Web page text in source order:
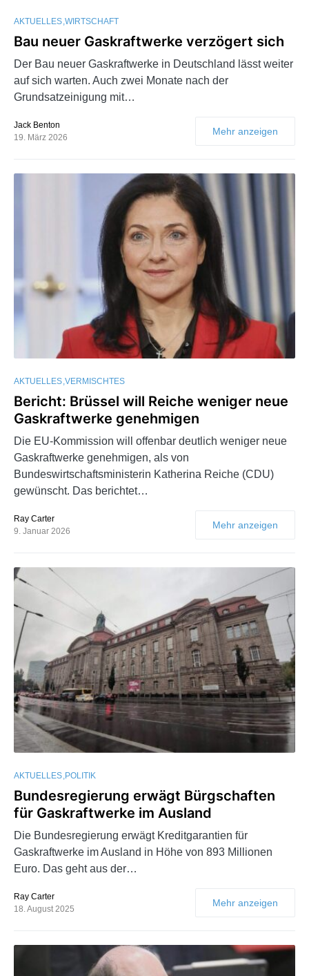
AKTUELLES WIRTSCHAFT
Bau neuer Gaskraftwerke verzögert sich
Der Bau neuer Gaskraftwerke in Deutschland lässt weiter
auf sich warten. Auch zwei Monate nach der
Grundsatzeinigung mit…
Jack Benton
19. März 2026
Mehr anzeigen
AKTUELLES VERMISCHTES
Bericht: Brüssel will Reiche weniger neue
Gaskraftwerke genehmigen
Die EU-Kommission will offenbar deutlich weniger neue
Gaskraftwerke genehmigen, als von
Bundeswirtschaftsministerin Katherina Reiche (CDU)
gewünscht. Das berichtet…
Ray Carter
9. Januar 2026
Mehr anzeigen
AKTUELLES POLITIK
Bundesregierung erwägt Bürgschaften
für Gaskraftwerke im Ausland
Die Bundesregierung erwägt Kreditgarantien für
Gaskraftwerke im Ausland in Höhe von 893 Millionen
Euro. Das geht aus der…
Ray Carter
18. August 2025
Mehr anzeigen